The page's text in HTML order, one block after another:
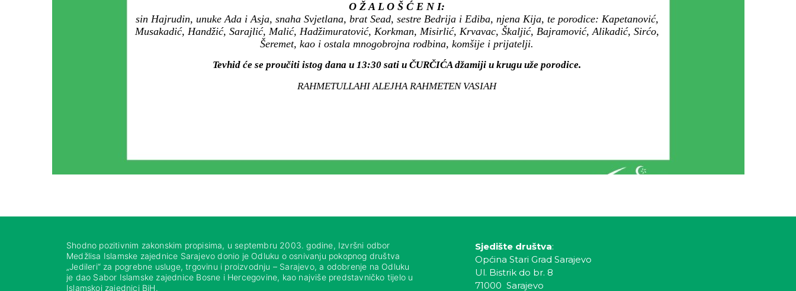
O Ž A L O Š Ć E N I:
sin Hajrudin, unuke Ada i Asja, snaha Svjetlana, brat Sead, sestre Bedrija i Ediba, njena Kija, te porodice: Kapetanović,
Musakadić, Handžić, Sarajlić, Malić, Hadžimuratović, Korkman, Misirlić, Krvavac, Škaljić, Bajramović, Alikadić, Sirćo,
Šeremet, kao i ostala mnogobrojna rodbina, komšije i prijatelji.
Tevhid će se proučiti istog dana u 13:30 sati u ČURČIĆA džamiji u krugu uže porodice.
RAHMETULLAHI ALEJHA RAHMETEN VASIAH
Shodno pozitivnim zakonskim propisima, u septembru 2003. godine, Izvršni odbor
Medžlisa Islamske zajednice Sarajevo donio je Odluku o osnivanju pokopnog društva
„Jedileri“ za pogrebne usluge, trgovinu i proizvodnju – Sarajevo, a odobrenje na Odluku
je dao Sabor Islamske zajednice Bosne i Hercegovine, kao najviše predstavničko tijelo u
Islamskoj zajednici BiH.
Sjedište društva:
Općina Stari Grad Sarajevo
Ul. Bistrik do br. 8
71000 Sarajevo